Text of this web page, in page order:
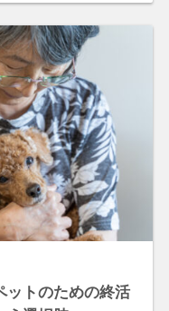
ットのための終活